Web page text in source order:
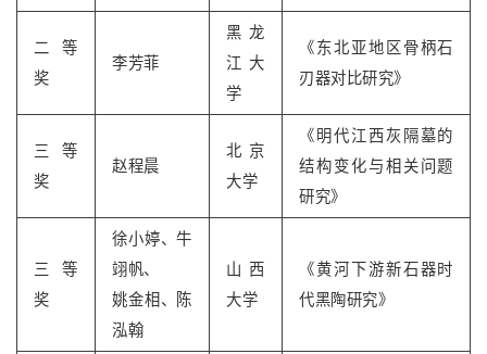
二等
奖
李芳菲
黑龙
江大
学
《东北亚地区骨柄石
刃器对比研究》
三等
奖
赵程晨
北京
大学
《明代江西灰隔墓的
结构变化与相关问题
研究》
三等
奖
徐小婷、牛
翊帆、
姚金相、陈
泓翰
山西
大学
《黄河下游新石器时
代黑陶研究》